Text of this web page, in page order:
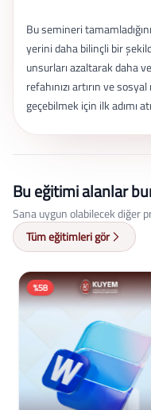
Bu semineri
yerini daha bilinçli bir
unsurları azaltarak daha
refahınızı artırın ve
geçebilmek için ilk adımı
Bu eğitimi alanlar
Sana uygun olabilecek diğer
Tüm eğitimleri gör
%58